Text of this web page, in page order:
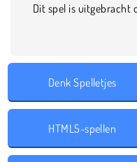
Dit spel is uitgebracht
Denk Spelletjes
HTML5-spellen